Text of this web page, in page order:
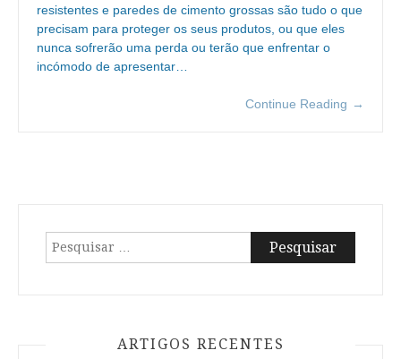
resistentes e paredes de cimento grossas são tudo o que
precisam para proteger os seus produtos, ou que eles
nunca sofrerão uma perda ou terão que enfrentar o
incómodo de apresentar…
Continue Reading →
Pesquisar
por:
ARTIGOS RECENTES